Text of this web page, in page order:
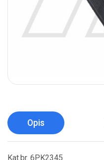
Opis
Kat.br. 6PK2345